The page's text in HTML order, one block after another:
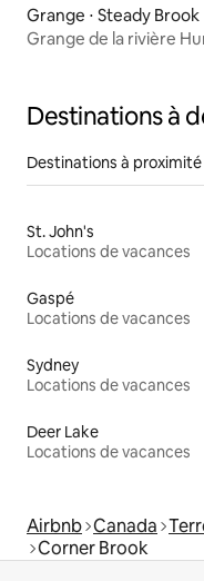
Grange ⋅ Steady Brook
Grange de la rivière
Destinations à
Destinations à proximité
St. John's
Locations de vacances
Gaspé
Locations de vacances
Sydney
Locations de vacances
Deer Lake
Locations de vacances
Airbnb Canada
Corner Brook